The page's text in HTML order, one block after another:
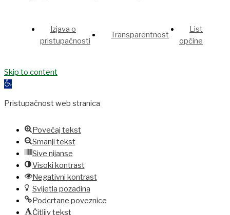
Izjava o
pristupačnosti
Transparentnost
List
općine
jojobet
Skip to content
Open
Pristupačnost web stranica
Povećaj tekst
Smanji tekst
Sive nijanse
Visoki kontrast
Negativni kontrast
Svijetla pozadina
Podcrtane poveznice
Čitljiv tekst